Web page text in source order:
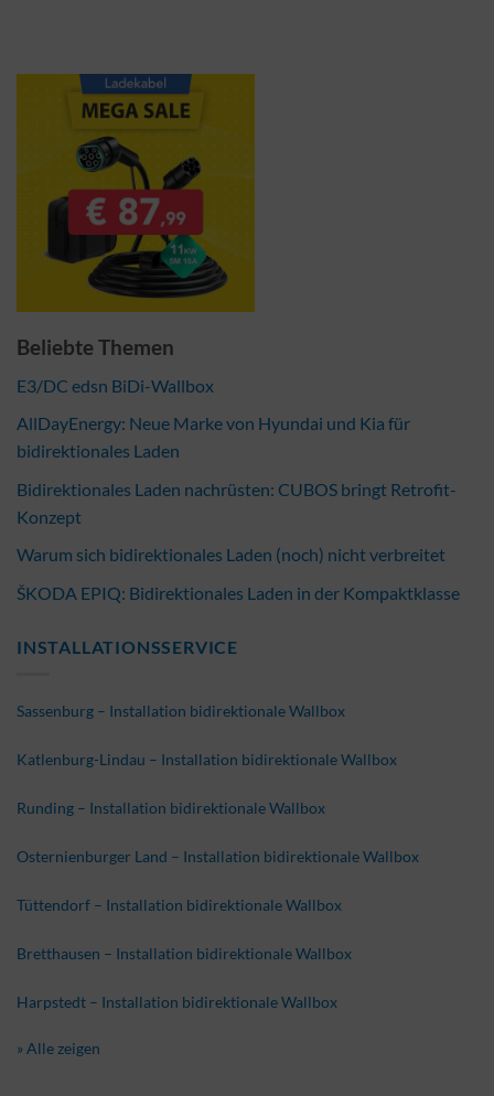
Beliebte Themen
E3/DC edsn BiDi-Wallbox
AllDayEnergy: Neue Marke von Hyundai und Kia für
bidirektionales Laden
Bidirektionales Laden nachrüsten: CUBOS bringt Retrofit-
Konzept
Warum sich bidirektionales Laden (noch) nicht verbreitet
ŠKODA EPIQ: Bidirektionales Laden in der Kompaktklasse
INSTALLATIONSSERVICE
Sassenburg – Installation bidirektionale Wallbox
Katlenburg-Lindau – Installation bidirektionale Wallbox
Runding – Installation bidirektionale Wallbox
Osternienburger Land – Installation bidirektionale Wallbox
Tüttendorf – Installation bidirektionale Wallbox
Bretthausen – Installation bidirektionale Wallbox
Harpstedt – Installation bidirektionale Wallbox
» Alle zeigen